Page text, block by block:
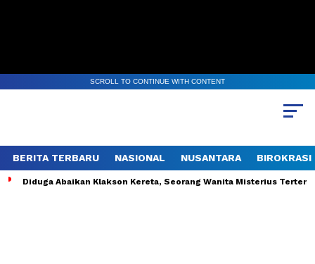
SCROLL TO CONTINUE WITH CONTENT
BERITA TERBARU NASIONAL NUSANTARA BIROKRASI
Diduga Abaikan Klakson Kereta, Seorang Wanita Misterius